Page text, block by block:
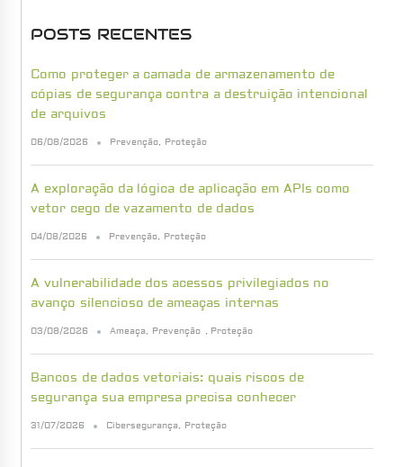
POSTS RECENTES
Como proteger a camada de armazenamento de
cópias de segurança contra a destruição intencional
de arquivos
06/08/2026 Prevenção, Proteção
A exploração da lógica de aplicação em APIs como
vetor cego de vazamento de dados
04/08/2026 Prevenção, Proteção
A vulnerabilidade dos acessos privilegiados no
avanço silencioso de ameaças internas
03/08/2026 Ameaça, Prevenção , Proteção
Bancos de dados vetoriais: quais riscos de
segurança sua empresa precisa conhecer
31/07/2026 Cibersegurança, Proteção